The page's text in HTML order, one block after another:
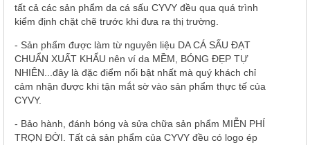
tất cả các sản phẩm da cá sấu CYVY đều qua quá trình
kiểm định chặt chẽ trước khi đưa ra thị trường.
- Sản phẩm được làm từ nguyên liệu DA CÁ SẤU ĐẠT
CHUẨN XUẤT KHẨU nên ví da MỀM, BÓNG ĐẸP TỰ
NHIÊN...đây là đặc điểm nổi bật nhất mà quý khách chỉ
cảm nhận được khi tận mắt sờ vào sản phẩm thực tế của
CYVY.
- Bảo hành, đánh bóng và sửa chữa sản phẩm MIỄN PHÍ
TRỌN ĐỜI. Tất cả sản phẩm của CYVY đều có logo ép